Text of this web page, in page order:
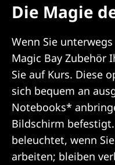
Die Magie
Wenn Sie
Magic Bay Zubehör
Sie auf Kurs. Diese
sich bequem an
Notebooks*
Bildschirm
beleuchtet, wenn
arbeiten; bleiben